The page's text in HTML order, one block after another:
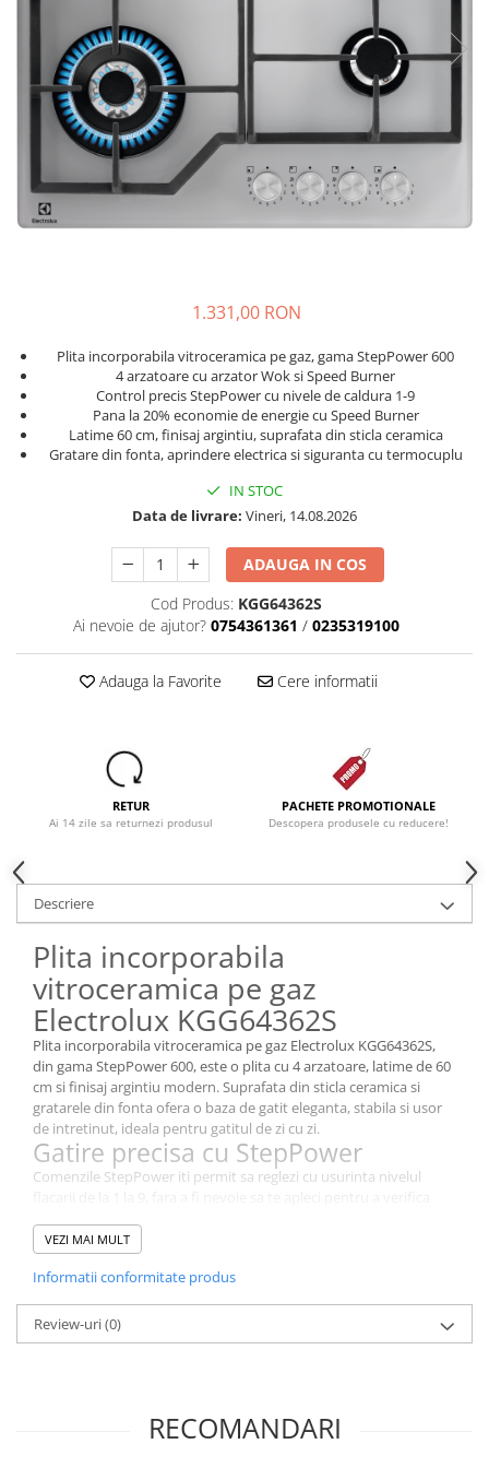
Accesorii Electrocasnice Mici
Filtre Purificatoare Aer
Accesorii Piese Aer Conditionat
1.331,00 RON
Plita incorporabila vitroceramica pe gaz, gama StepPower 600
4 arzatoare cu arzator Wok si Speed Burner
Control precis StepPower cu nivele de caldura 1-9
Pana la 20% economie de energie cu Speed Burner
Latime 60 cm, finisaj argintiu, suprafata din sticla ceramica
Gratare din fonta, aprindere electrica si siguranta cu termocuplu
IN STOC
Data de livrare: Vineri, 14.08.2026
ADAUGA IN COS
Cod Produs: KGG64362S
Ai nevoie de ajutor? 0754361361 / 0235319100
Adauga la Favorite Cere informatii
RETUR
Ai 14 zile sa returnezi produsul
PACHETE PROMOTIONALE
Descopera produsele cu reducere!
Descriere
Plita incorporabila
vitroceramica pe gaz
Electrolux KGG64362S
Plita incorporabila vitroceramica pe gaz Electrolux KGG64362S,
din gama StepPower 600, este o plita cu 4 arzatoare, latime de 60
cm si finisaj argintiu modern. Suprafata din sticla ceramica si
gratarele din fonta ofera o baza de gatit eleganta, stabila si usor
de intretinut, ideala pentru gatitul de zi cu zi.
Gatire precisa cu StepPower
Comenzile StepPower iti permit sa reglezi cu usurinta nivelul
caldurii.
Arzator rapid Speed Burner
Arzatoarele rapide Speed Burner directioneaza cu precizie flacara
catre baza vaselor si utilizeaza cu pana la 20% mai putina energie
decat plitele conventionale, pentru a gati mai rapid si mai eficient.
Arzator Wok pentru arome intense
preparatelor tale, de la stir-fry la mancaruri condimentate.
Gratare din fonta si siguranta
VEZI MAI MULT
Informatii conformitate produs
Review-uri(0)
RECOMANDARI